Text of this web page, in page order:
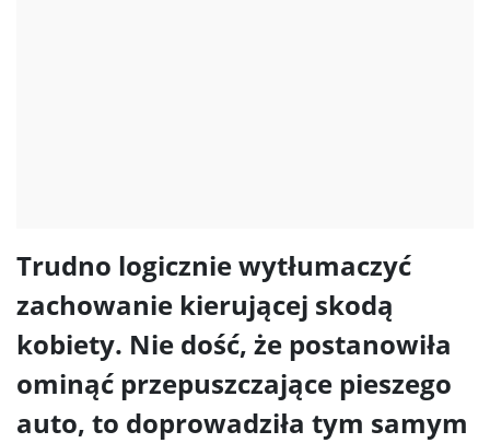
Trudno logicznie wytłumaczyć
zachowanie kierującej skodą
kobiety. Nie dość, że postanowiła
ominąć przepuszczające pieszego
auto, to doprowadziła tym samym